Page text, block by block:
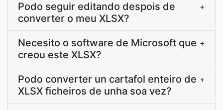
Podo seguir editando despois de
converter o meu XLSX?
+
Necesito o software de Microsoft que
creou este XLSX?
+
Podo converter un cartafol enteiro de
XLSX ficheiros de unha soa vez?
+